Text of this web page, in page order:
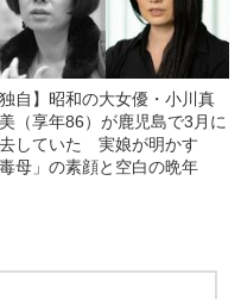
独自】昭和の大女優・小川真
（享年86）が鹿児島で3月に
していた 実娘が明かす
毒母」の素顔と空白の晩年